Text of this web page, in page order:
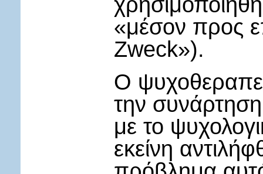
«μέσον προς
Zweck»).
O
την
με το
εκείνη